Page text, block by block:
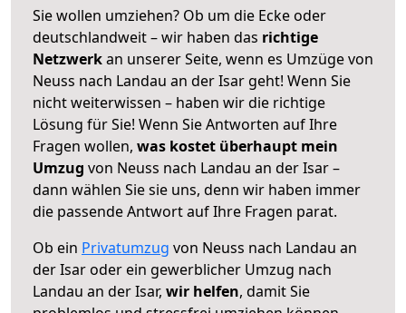
Sie wollen umziehen? Ob um die Ecke oder
deutschlandweit – wir haben das richtige
Netzwerkan unserer Seite, wenn es Umzüge von
Neuss nach Landau an der Isar geht! Wenn Sie
nicht weiterwissen – haben wir die richtige
Lösung für Sie! Wenn Sie Antworten auf Ihre
Fragen wollen, was kostet überhaupt mein
Umzug von Neuss nach Landau an der Isar –
dann wählen Sie sie uns, denn wir haben immer
die passende Antwort auf Ihre Fragen parat.
Ob ein Privatumzug von Neuss nach Landau an
der Isar oder ein gewerblicher Umzug nach
Landau an der Isar, wir helfen, damit Sie